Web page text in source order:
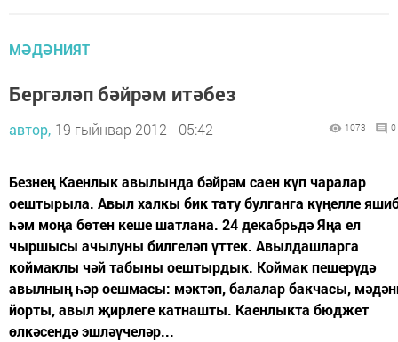
МӘДӘНИЯТ
Бергәләп бәйрәм итәбез
автор, 19 гыйнвар 2012 - 05:42 1073 0
Безнең Каенлык авылында бәйрәм саен күп чаралар
оештырыла. Авыл халкы бик тату булганга күңелле
һәм моңа бөтен кеше шатлана. 24 декабрьдә Яңа ел
чыршысы ачылуны билгеләп үттек. Авылдашларга
коймаклы чәй табыны оештырдык. Коймак пешерүдә
авылның һәр оешмасы: мәктәп, балалар бакчасы,
йорты, авыл җирлеге катнашты. Каенлыкта бюджет
өлкәсендә эшләүчеләр...